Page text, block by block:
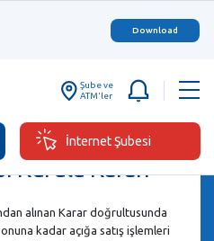
Download
Şube ve
ATM'ler
İnternet Şubesi
Kurulu Kararı
alınan Karar doğrultusunda
kadar açığa satış işlemleri